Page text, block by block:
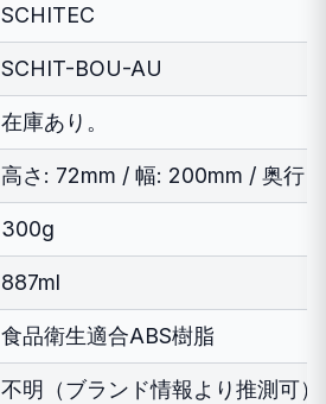
SCHITEC
SCHIT-BOU-AU
在庫あり。
高さ: 72mm / 幅: 200mm / 奥行
300g
887ml
食品衛生適合ABS樹脂
不明（ブランド情報より推測可）